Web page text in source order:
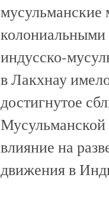
мусульманские
колониальными
индусско-
в Лакхнау
достигнутое
Мусульманской
влияние на
движения в